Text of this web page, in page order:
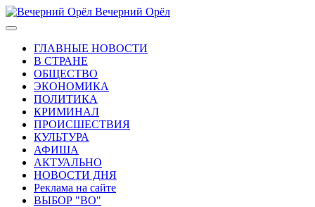
Вечерний Орёл
ГЛАВНЫЕ НОВОСТИ
В СТРАНЕ
ОБЩЕСТВО
ЭКОНОМИКА
ПОЛИТИКА
КРИМИНАЛ
ПРОИСШЕСТВИЯ
КУЛЬТУРА
АФИША
АКТУАЛЬНО
НОВОСТИ ДНЯ
Реклама на сайте
ВЫБОР "ВО"